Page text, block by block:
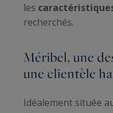
les
recherchés.
Méribel, une
une clientèle
Idéalement située